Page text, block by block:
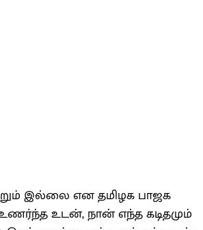
இல்லை என தமிழக பாஜக
உடன், நான் எந்த கடிதமும்